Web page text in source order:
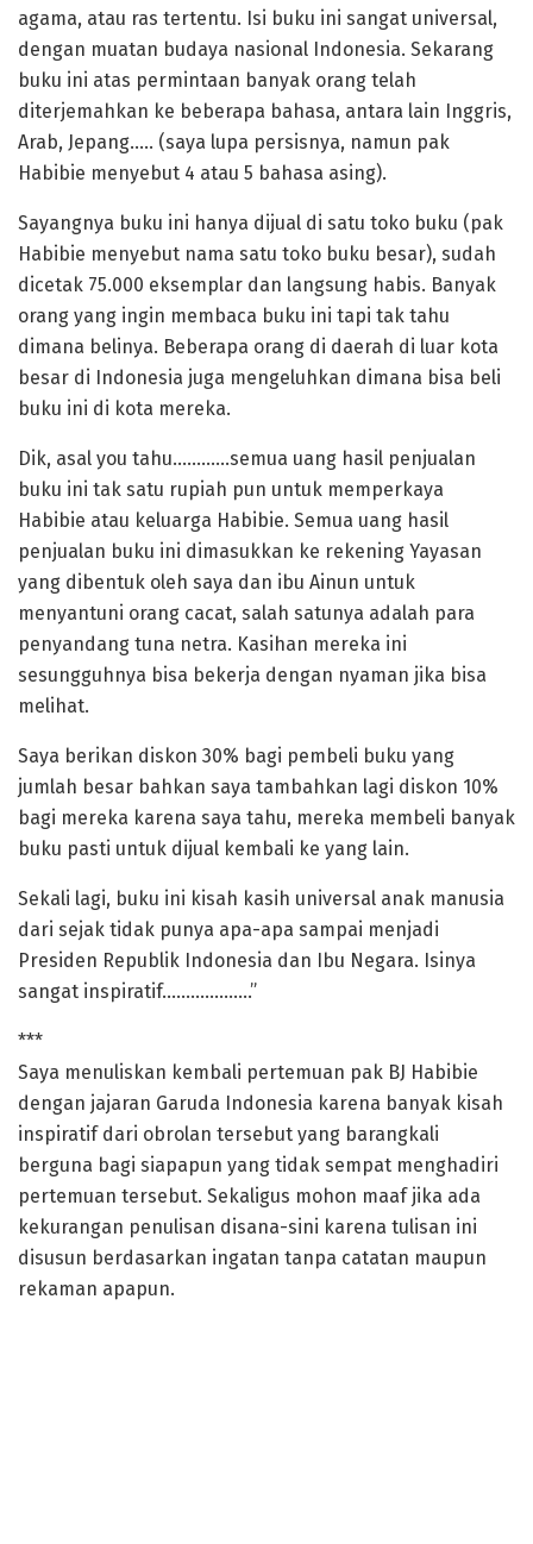
agama, atau ras tertentu. Isi buku ini sangat universal,
dengan muatan budaya nasional Indonesia. Sekarang
buku ini atas permintaan banyak orang telah
diterjemahkan ke beberapa bahasa, antara lain Inggris,
Arab, Jepang….. (saya lupa persisnya, namun pak
Habibie menyebut 4 atau 5 bahasa asing).
Sayangnya buku ini hanya dijual di satu toko buku (pak
Habibie menyebut nama satu toko buku besar), sudah
dicetak 75.000 eksemplar dan langsung habis. Banyak
orang yang ingin membaca buku ini tapi tak tahu
dimana belinya. Beberapa orang di daerah di luar kota
besar di Indonesia juga mengeluhkan dimana bisa beli
buku ini di kota mereka.
Dik, asal you tahu…………semua uang hasil penjualan
buku ini tak satu rupiah pun untuk memperkaya
Habibie atau keluarga Habibie. Semua uang hasil
penjualan buku ini dimasukkan ke rekening Yayasan
yang dibentuk oleh saya dan ibu Ainun untuk
menyantuni orang cacat, salah satunya adalah para
penyandang tuna netra. Kasihan mereka ini
sesungguhnya bisa bekerja dengan nyaman jika bisa
melihat.
Saya berikan diskon 30% bagi pembeli buku yang
jumlah besar bahkan saya tambahkan lagi diskon 10%
bagi mereka karena saya tahu, mereka membeli banyak
buku pasti untuk dijual kembali ke yang lain.
Sekali lagi, buku ini kisah kasih universal anak manusia
dari sejak tidak punya apa-apa sampai menjadi
Presiden Republik Indonesia dan Ibu Negara. Isinya
sangat inspiratif……………….”
***
Saya menuliskan kembali pertemuan pak BJ Habibie
dengan jajaran Garuda Indonesia karena banyak kisah
inspiratif dari obrolan tersebut yang barangkali
berguna bagi siapapun yang tidak sempat menghadiri
pertemuan tersebut. Sekaligus mohon maaf jika ada
kekurangan penulisan disana-sini karena tulisan ini
disusun berdasarkan ingatan tanpa catatan maupun
rekaman apapun.